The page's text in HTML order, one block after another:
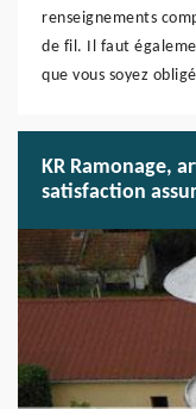
renseignements
de fil. Il faut
que vous soyez
KR Ramonage,
satisfaction